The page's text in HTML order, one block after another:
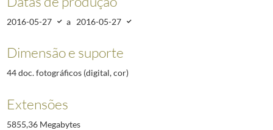
2016-05-27 a 2016-05-27
Dimensão e suporte
44 doc. fotográficos (digital, cor)
Extensões
5855,36 Megabytes